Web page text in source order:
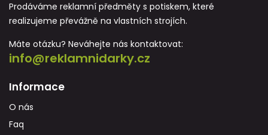
Prodáváme reklamní předměty s potiskem, které
realizujeme převážně na vlastních strojích.
Máte otázku? Neváhejte nás kontaktovat:
info@reklamnidarky.cz
Informace
O nás
Faq